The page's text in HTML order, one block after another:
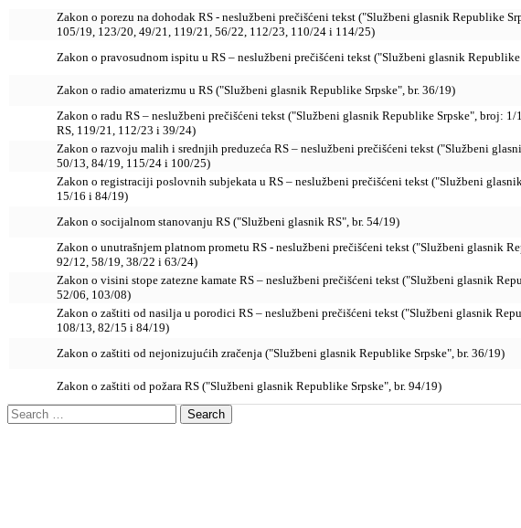
Zakon o porezu na dohodak RS - neslužbeni prečišćeni tekst ("Službeni glasnik Republike
105/19, 123/20, 49/21, 119/21, 56/22, 112/23, 110/24 i 114/25)
Zakon o pravosudnom ispitu u RS – neslužbeni prečišćeni tekst ("Službeni glasnik
Zakon o radio amaterizmu u RS ("Službeni glasnik Republike Srpske", br. 36/19)
Zakon o radu RS – neslužbeni prečišćeni tekst ("Službeni glasnik Republike Srpske", broj:
RS, 119/21, 112/23 i 39/24)
Zakon o razvoju malih i srednjih preduzeća RS – neslužbeni prečišćeni tekst ("Službeni
50/13, 84/19, 115/24 i 100/25)
Zakon o registraciji poslovnih subjekata u RS – neslužbeni prečišćeni tekst ("Službeni
15/16 i 84/19)
Zakon o socijalnom stanovanju RS ("Službeni glasnik RS", br. 54/19)
Zakon o unutrašnjem platnom prometu RS - neslužbeni prečišćeni tekst ("Službeni glasnik
92/12, 58/19, 38/22 i 63/24)
Zakon o visini stope zatezne kamate RS – neslužbeni prečišćeni tekst ("Službeni glasnik
52/06, 103/08)
Zakon o zaštiti od nasilja u porodici RS – neslužbeni prečišćeni tekst ("Službeni glasnik
108/13, 82/15 i 84/19)
Zakon o zaštiti od nejonizujućih zračenja ("Službeni glasnik Republike Srpske", br. 36/19)
Zakon o zaštiti od požara RS ("Službeni glasnik Republike Srpske", br. 94/19)
Search
for: